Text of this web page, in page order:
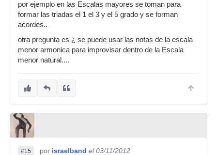
por ejemplo en las Escalas mayores se toman para
formar las triadas el 1 el 3 y el 5 grado y se forman
acordes..
otra pregunta es ¿ se puede usar las notas de la escala
menor armonica para improvisar dentro de la Escala
menor natural....
#15 por israelband el 03/11/2012